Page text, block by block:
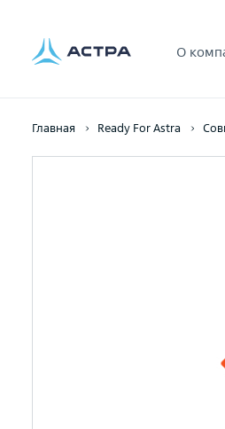
О
Главная Ready For Astra